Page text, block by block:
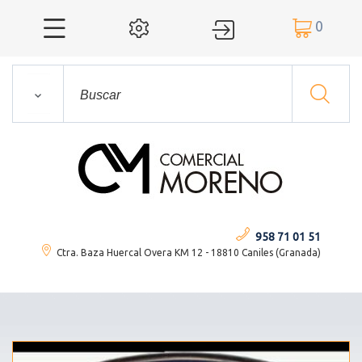
    0
958 71 01 51
Ctra. Baza Huercal Overa KM 12 - 18810 Caniles (Granada)